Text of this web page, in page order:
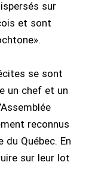
sur
et sont
se sont
un chef et un
reconnus
Québec. En
sur leur lot